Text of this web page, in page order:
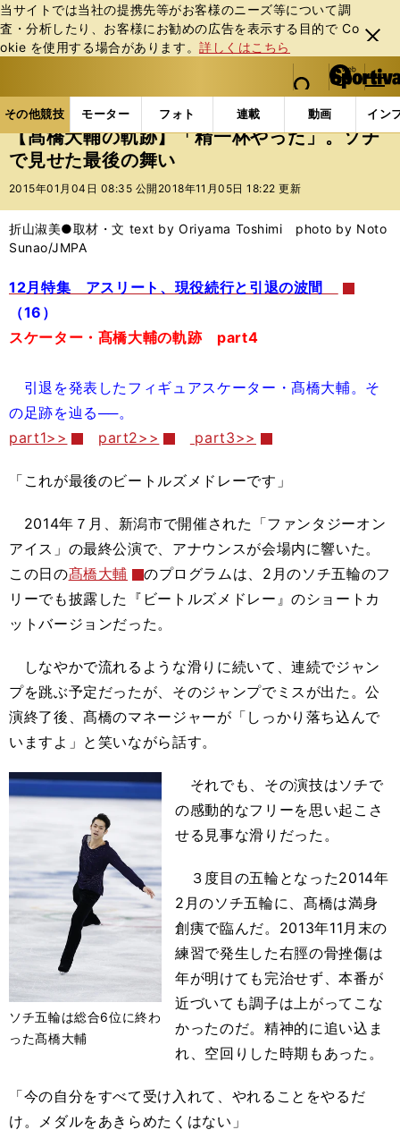
当サイトでは当社の提携先等がお客様のニーズ等について調
査・分析したり、お客様にお勧めの広告を表⽰する⽬的で Co
okie を使⽤する場合があります。詳しくはこちら
閉じ
る
web Sportiva (webスポルティーバ)
検索
マイペ
ー
ジ
メニュ
その他競技 モーター フォト 連載 動画 イン
ス
ポ
ル
バ
その他競技の記事一覧 フィギュア 【髙橋大輔の軌
【髙橋大輔の軌跡】「精一杯やった」。ソチ
で見せた最後の舞い
2015年01月04日 08:35 公開 2018年11月05日 18:22 更新
折山淑美●取材・文 text by Oriyama Toshimi photo by Noto
Sunao/JMPA
12月特集 アスリート、現役続行と引退の波間
（16）
スケーター・髙橋大輔の軌跡 part4
引退を発表したフィギュアスケーター・髙橋大輔。そ
の足跡を辿る──。
part1>>
part2>> part3>>
「これが最後のビートルズメドレーです」
2014年７月、新潟市で開催された「ファンタジーオン
アイス」の最終公演で、アナウンスが会場内に響いた。
この日の髙橋大輔
のプログラムは、2月のソチ五輪のフ
リーでも披露した『ビートルズメドレー』のショートカ
ットバージョンだった。
しなやかで流れるような滑りに続いて、連続でジャン
プを跳ぶ予定だったが、そのジャンプでミスが出た。公
演終了後、髙橋のマネージャーが「しっかり落ち込んで
いますよ」と笑いながら話す。
ソチ五輪は総合6位に終わ
った髙橋大輔
それでも、その演技はソチで
の感動的なフリーを思い起こさ
せる見事な滑りだった。
３度目の五輪となった2014年
2月のソチ五輪に、髙橋は満身
創痍で臨んだ。2013年11月末の
練習で発生した右脛の骨挫傷は
年が明けても完治せず、本番が
近づいても調子は上がってこな
かったのだ。精神的に追い込ま
れ、空回りした時期もあった。
「今の自分をすべて受け入れて、やれることをやるだ
け。メダルをあきらめたくはない」